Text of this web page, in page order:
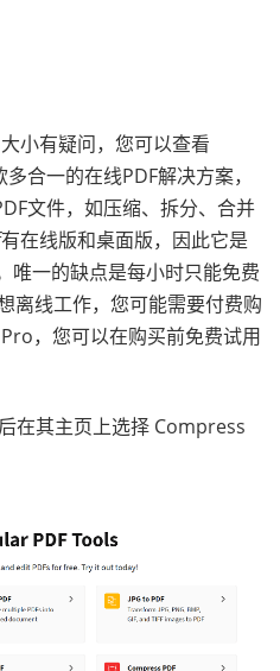
小有疑问，您可以查看
合一的在线PDF解决方案，
文件，如压缩、拆分、合并
在线版和桌面版，因此它是
唯一的缺点是每小时只能免费
离线工作，您可能需要付费购
，您可以在购买前免费试用
在其主页上选择 Compress